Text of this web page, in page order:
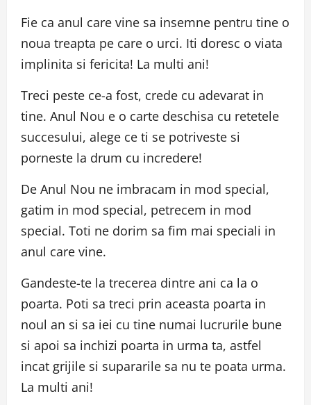
Fie ca anul care vine sa insemne pentru tine o
noua treapta pe care o urci. Iti doresc o viata
implinita si fericita! La multi ani!
Treci peste ce-a fost, crede cu adevarat in
tine. Anul Nou e o carte deschisa cu retetele
succesului, alege ce ti se potriveste si
porneste la drum cu incredere!
De Anul Nou ne imbracam in mod special,
gatim in mod special, petrecem in mod
special. Toti ne dorim sa fim mai speciali in
anul care vine.
Gandeste-te la trecerea dintre ani ca la o
poarta. Poti sa treci prin aceasta poarta in
noul an si sa iei cu tine numai lucrurile bune
si apoi sa inchizi poarta in urma ta, astfel
incat grijile si supararile sa nu te poata urma.
La multi ani!